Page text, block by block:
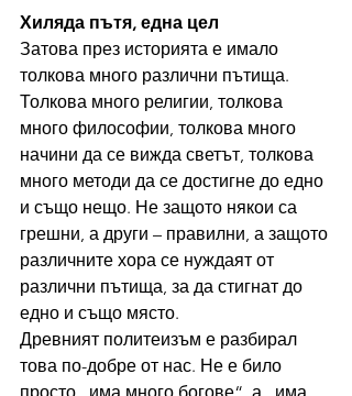
Хиляда пътя, една цел
Затова през историята е имало
толкова много различни пътища.
Толкова много религии, толкова
много философии, толкова много
начини да се вижда светът, толкова
много методи да се достигне до едно
и също нещо. Не защото някои са
грешни, а други – правилни, а защото
различните хора се нуждаят от
различни пътища, за да стигнат до
едно и също място.
Древният политеизъм е разбирал
това по-добре от нас. Не е било